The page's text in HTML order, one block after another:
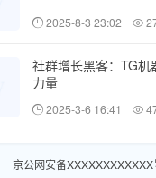
2025-8-3 23:02
社群增长黑客：TG机
力量
2025-3-6 16:41
京公网安备XXXXXXXXXXXX